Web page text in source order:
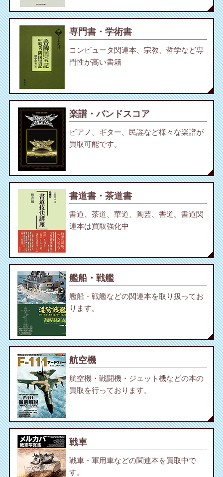
専門書・学術書
コンピュータ関連本、宗教、哲学など専
門性が高い書籍
楽譜・バンドスコア
ピアノ、ギター、民謡など様々な楽譜が
買取可能です。
書道書・茶道書
書道、茶道、華道、陶芸、香道。書道関
連本は買取強化中
艦船・戦艦
艦船・戦艦などの関連本を取り扱ってお
ります。
航空機
航空機・戦闘機・ジェット機などの本の
買取を行っております。
戦車
戦車・軍用車などの関連本を買取中で
す。